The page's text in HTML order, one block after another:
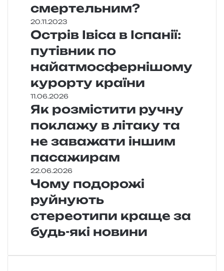
смертельним?
20.11.2023
Острів Івіса в Іспанії:
путівник по
найатмосфернішому
курорту країни
11.06.2026
Як розмістити ручну
поклажу в літаку та
не заважати іншим
пасажирам
22.06.2026
Чому подорожі
руйнують
стереотипи краще за
будь-які новини